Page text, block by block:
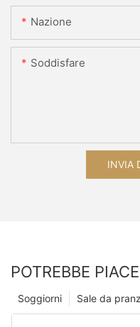
Nazione
Soddisfare
INVIA
POTREBBE
Sale da
Soggiorni